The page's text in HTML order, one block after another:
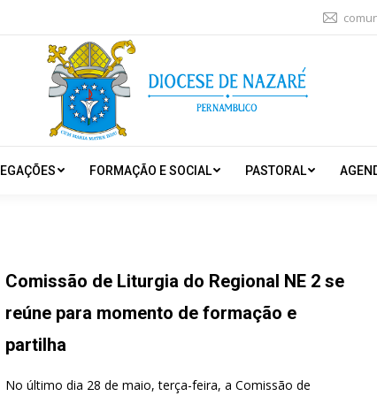
FORMAÇÃO E SOCIAL PASTORAL
Comissão de Liturgia do Regional NE 2 se
reúne para momento de formação e
partilha
No último dia 28 de maio, terça-feira, a Comissão de